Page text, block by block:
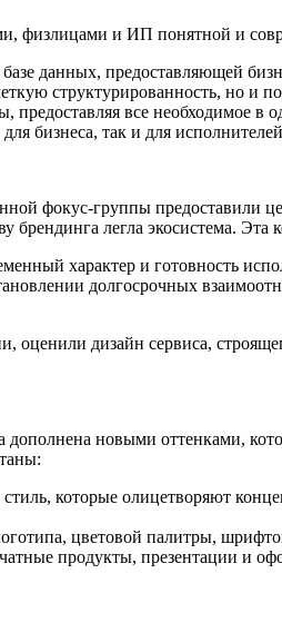
данных, предоставляющей
структурированность, но и
все необходимое в
бизнеса, так и для
фокус-группы
легла экосистема.
характер и готовность
долгосрочных
оценили дизайн сервиса,
дополнена новыми оттенками,
которые олицетворяют
цветовой палитры,
продукты, презентации и